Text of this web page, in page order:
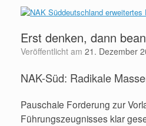
Erst denken, dann
Veröffentlicht am 21. Dezember
NAK-Süd: Radikale
Pauschale Forderung zur
Führungszeugnisses klar